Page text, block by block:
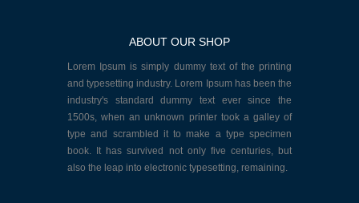
ABOUT OUR SHOP
Lorem Ipsum is simply dummy text of the printing
and typesetting industry. Lorem Ipsum has been the
industry's standard dummy text ever since the
1500s, when an unknown printer took a galley of
type and scrambled it to make a type specimen
book. It has survived not only five centuries, but
also the leap into electronic typesetting, remaining.